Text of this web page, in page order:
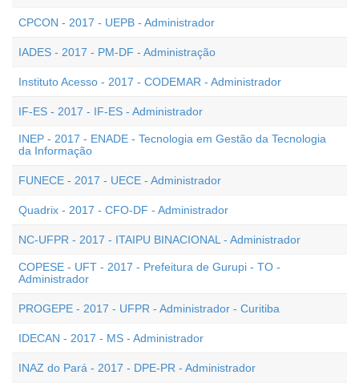
CPCON - 2017 - UEPB - Administrador
IADES - 2017 - PM-DF - Administração
Instituto Acesso - 2017 - CODEMAR - Administrador
IF-ES - 2017 - IF-ES - Administrador
INEP - 2017 - ENADE - Tecnologia em Gestão da Tecnologia
da Informação
FUNECE - 2017 - UECE - Administrador
Quadrix - 2017 - CFO-DF - Administrador
NC-UFPR - 2017 - ITAIPU BINACIONAL - Administrador
COPESE - UFT - 2017 - Prefeitura de Gurupi - TO -
Administrador
PROGEPE - 2017 - UFPR - Administrador - Curitiba
IDECAN - 2017 - MS - Administrador
INAZ do Pará - 2017 - DPE-PR - Administrador